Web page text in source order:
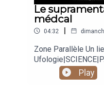
Le
médcal
04:32 |
Zone Parallèle Un
Animé par Carole
https://
Play